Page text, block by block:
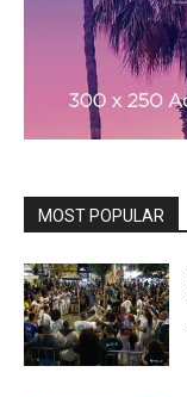
MOST POPULAR